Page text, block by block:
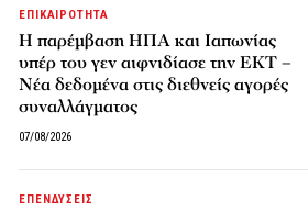
ΕΠΙΚΑΙΡΟΤΗΤΑ
Η παρέμβαση ΗΠΑ και Ιαπωνίας
υπέρ του γεν αιφνιδίασε την ΕΚΤ –
Νέα δεδομένα στις διεθνείς αγορές
συναλλάγματος
07/08/2026
ΕΠΕΝΔΥΣΕΙΣ